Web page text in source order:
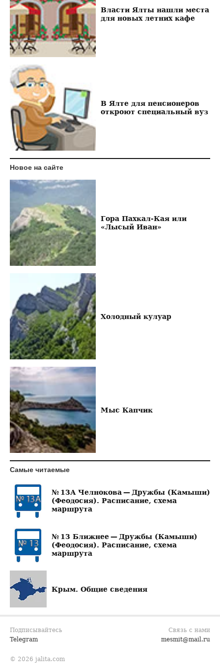
Власти Ялты нашли места
для новых летних кафе
В Ялте для пенсионеров
откроют специальный вуз
Новое на сайте
Гора Пахкал-Кая или
«Лысый Иван»
Холодный кулуар
Мыс Капчик
Самые читаемые
№ 13А Челнокова — Дружбы (Камыши)
(Феодосия). Расписание, схема
маршрута
№ 13 Ближнее — Дружбы (Камыши)
(Феодосия). Расписание, схема
маршрута
Крым. Общие сведения
Подписывайтесь
Telegram
Связь с нами
mesmit@mail.ru
© 2026 jalita.com